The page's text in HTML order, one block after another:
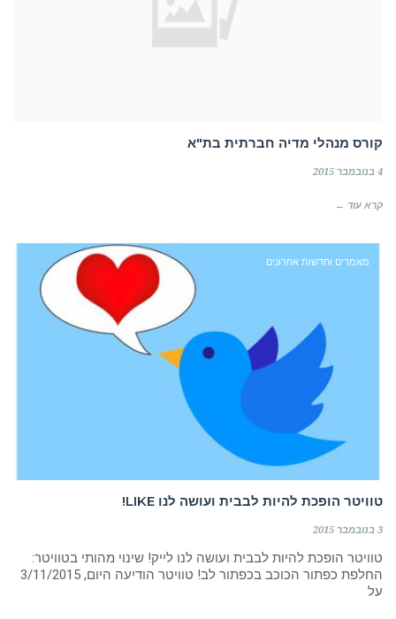
קורס מנהלי מדיה חברתית בת"א
4 בנובמבר 2015
קרא עוד ←
מאמרים וחדשות אחרונים
טוויטר הופכת להיות לבבית ועושה לנו LIKE!
3 בנובמבר 2015
טוויטר הופכת להיות לבבית ועושה לנו לייק! שינוי מהותי בטוויטר:
החלפת כפתור הכוכב בכפתור לב! טוויטר הודיעה היום, 3/11/2015
על